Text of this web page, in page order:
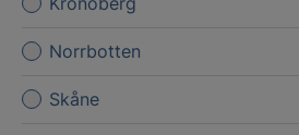
Norrbotten
Skåne